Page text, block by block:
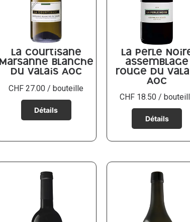
La Courtisane
Marsanne blanche
du Valais AOC
CHF 27.00 / bouteille
La Perle
assemblage
rouge du
AOC
CHF18.50 /